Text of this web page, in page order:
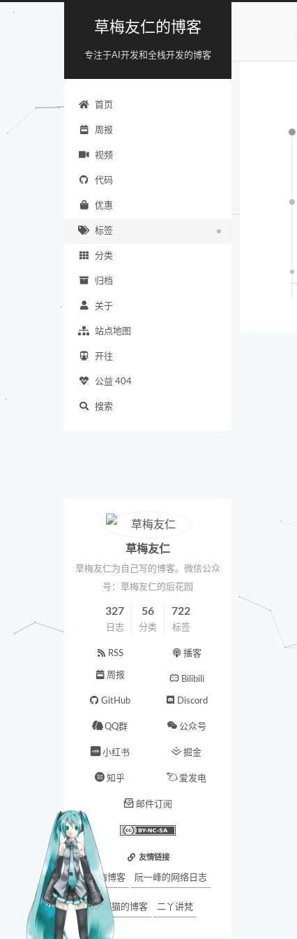
草梅友仁的博客
专注于AI开发和全栈开发的博客
首页
周报
视频
代码
优惠
标签
分类
归档
关于
站点地图
开往
公益 404
搜索
草梅友仁
草梅友仁为自己写的博客。微信公众
号：草梅友仁的后花园
327
日志
56
分类
722
标签
RSS 播客
周报 Bilibili
GitHub Discord
QQ群 公众号
小红书 掘金
知乎 爱发电
邮件订阅
友情链接
墨梅博客 阮一峰的网络日志
阿猫的博客 二丫讲梵